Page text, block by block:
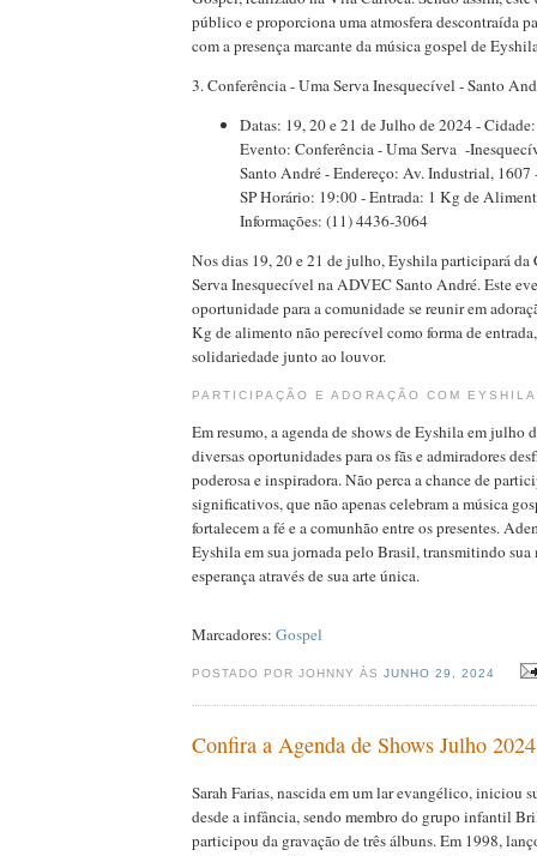
público e proporciona uma atmosfera descontraída
com a presença marcante da música gospel de
3. Conferência - Uma Serva Inesquecível - Santo
Datas: 19, 20 e 21 de Julho de 2024 -
Evento: Conferência - Uma Serva -
Santo André - Endereço: Av. Industrial, 1607
SP Horário: 19:00 - Entrada: 1 Kg de
Informações: (11) 4436-3064
Nos dias 19, 20 e 21 de julho, Eyshila participará da
Serva Inesquecível na ADVEC Santo André. Este
oportunidade para a comunidade se reunir em
Kg de alimento não perecível como forma de
solidariedade junto ao louvor.
PARTICIPAÇÃO E ADORAÇÃO COM EYSHILA
Em resumo, a agenda de shows de Eyshila em julho
diversas oportunidades para os fãs e admiradores
poderosa e inspiradora. Não perca a chance de
significativos, que não apenas celebram a música
fortalecem a fé e a comunhão entre os presentes.
Eyshila em sua jornada pelo Brasil, transmitindo sua
esperança através de sua arte única.
Marcadores: Gospel
POSTADO POR JOHNNY ÀSJUNHO 29, 2024
Confira a Agenda de Shows Julho
Sarah Farias, nascida em um lar evangélico, iniciou
desde a infância, sendo membro do grupo infantil
participou da gravação de três álbuns. Em 1998,